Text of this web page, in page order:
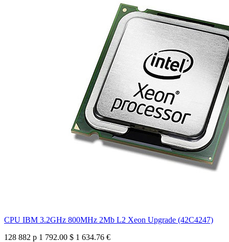
CPU IBM 3.2GHz 800MHz 2Mb L2 Xeon Upgrade (42C4247)
128 882 р 1 792.00 $ 1 634.76 €